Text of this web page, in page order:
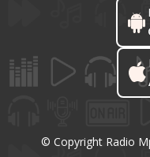
© Copyright Radio